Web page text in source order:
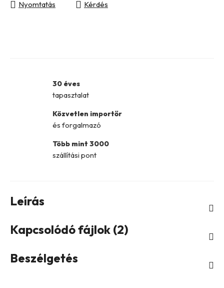
Nyomtatás Kérdés
30 éves
tapasztalat
Közvetlen importőr
és forgalmazó
Több mint 3000
szállítási pont
Leírás
Kapcsolódó fájlok (2)
Beszélgetés